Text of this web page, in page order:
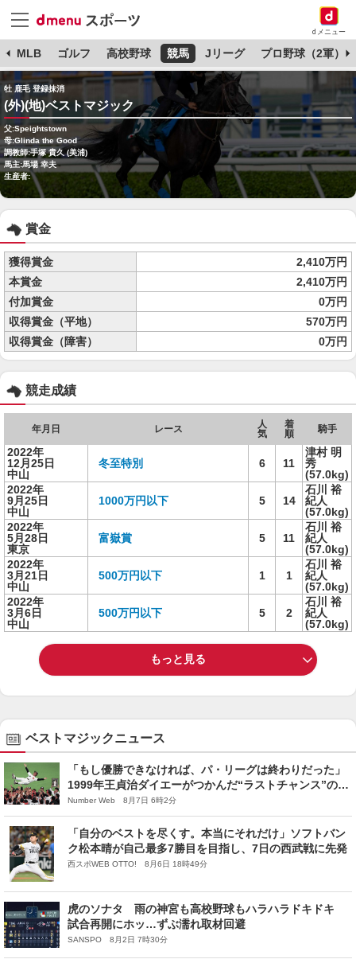
dメニュー
MLB ゴルフ 高校野球 競馬 Jリーグ プロ野球（2軍）
牡 鹿毛 登録抹消
(外)(地)ベストマジック
父:Speightstown
母:Glinda the Good
調教師:手塚 貴久 (美浦)
馬主:馬場 幸夫
生産者:
賞金
獲得賞金
2,410万円
本賞金
2,410万円
付加賞金
0万円
収得賞金（平地）
570万円
収得賞金（障害）
0万円
競走成績
年月日 レース
人
気
着
順
騎手
2022年
12月25日
中山
冬至特別 6 11
津村 明
秀
(57.0kg)
2022年
9月25日
中山
1000万円以下 5 14
石川 裕
紀人
(57.0kg)
2022年
5月28日
東京
富嶽賞 5 11
石川 裕
紀人
(57.0kg)
2022年
3月21日
中山
500万円以下 1 1
石川 裕
紀人
(57.0kg)
2022年
3月6日
中山
500万円以下 5 2
石川 裕
紀人
(57.0kg)
もっと見る
ベストマジックニュース
「もし優勝できなければ、パ・リーグは終わりだった」
1999年王貞治ダイエーがつかんだ“ラストチャンス”の意
味「もう1リーグ制やろな、と」
Number Web 8月7日 6時2分
「自分のベストを尽くす。本当にそれだけ」ソフトバン
ク松本晴が自己最多7勝目を目指し、7日の西武戦に先発
西スポWEB OTTO! 8月6日 18時49分
虎のソナタ 雨の神宮も高校野球もハラハラドキドキ
試合再開にホッ…ずぶ濡れ取材回避
SANSPO 8月2日 7時30分